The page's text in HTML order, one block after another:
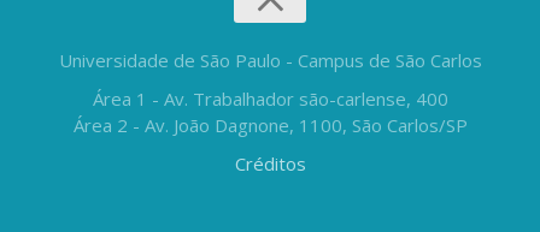
Universidade de São Paulo - Campus de São Carlos
Área 1 - Av. Trabalhador são-carlense, 400
Área 2 - Av. João Dagnone, 1100, São Carlos/SP
Créditos